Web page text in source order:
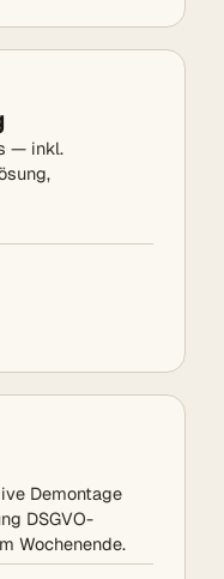
— inkl.
Demontage
DSGVO-
Wochenende.